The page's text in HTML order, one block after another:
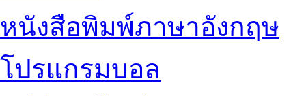
หนังสือพิมพ์ภาษาอังกฤษ
โปรแกรมบอล